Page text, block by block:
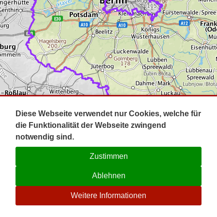
Impressum
Kontakt
☉
Diese Webseite verwendet nur Cookies, welche für
die Funktionalität der Webseite zwingend
notwendig sind.
Zustimmen
Ablehnen
Weitere Informationen